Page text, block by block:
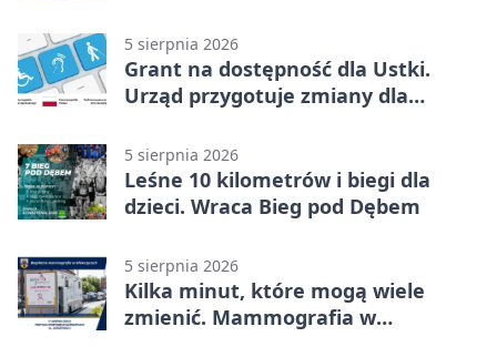
5 sierpnia 2026
Grant na dostępność dla Ustki.
Urząd przygotuje zmiany dla
5 sierpnia 2026
Leśne 10 kilometrów i biegi dla
dzieci. Wraca Bieg pod Dębem
5 sierpnia 2026
Kilka minut, które mogą wiele
zmienić. Mammografia w